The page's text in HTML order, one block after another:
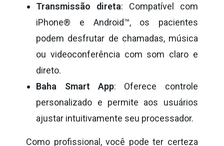
Transmissão direta: Compatível com
iPhone® e Android™, os pacientes
podem desfrutar de chamadas, música
ou videoconferência com som claro e
direto.
Baha Smart App: Oferece controle
personalizado e permite aos usuários
ajustar intuitivamente seu processador.
Como profissional, você pode ter certeza